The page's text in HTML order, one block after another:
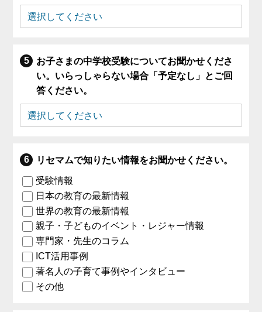
お子さまの中学校受験についてお聞かせくださ
い。いらっしゃらない場合「予定なし」とご回
答ください。
リセマムで知りたい情報をお聞かせください。
受験情報
日本の教育の最新情報
世界の教育の最新情報
親子・子どものイベント・レジャー情報
専門家・先生のコラム
ICT活用事例
著名人の子育て事例やインタビュー
その他